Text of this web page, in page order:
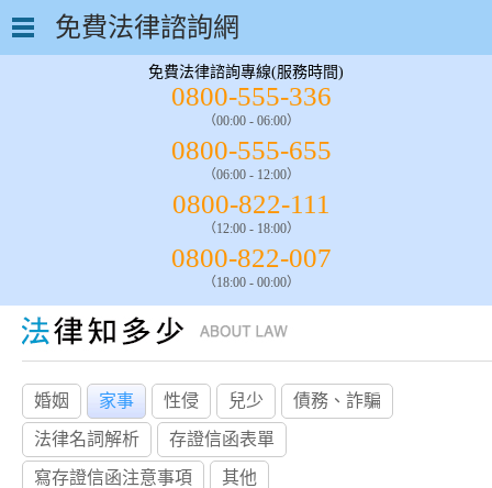
免費法律諮詢網
免費法律諮詢專線(服務時間)
0800-555-336
（00:00 - 06:00）
0800-555-655
（06:00 - 12:00）
0800-822-111
（12:00 - 18:00）
0800-822-007
（18:00 - 00:00）
婚姻 家事 性侵 兒少 債務、詐騙
法律名詞解析 存證信函表單
寫存證信函注意事項 其他